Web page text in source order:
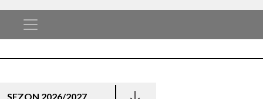
SEZON 2026/2027